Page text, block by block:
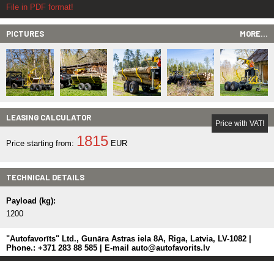
File in PDF format!
PICTURES MORE...
LEASING CALCULATOR
Price starting from: 1815 EUR
Price with VAT!
TECHNICAL DETAILS
Payload (kg):
1200
"Autofavorīts" Ltd., Gunāra Astras iela 8A, Riga, Latvia, LV-1082 |
Phone.: +371 283 88 585 | E-mail auto@autofavorits.lv